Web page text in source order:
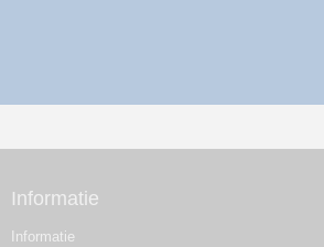
Informatie
Informatie